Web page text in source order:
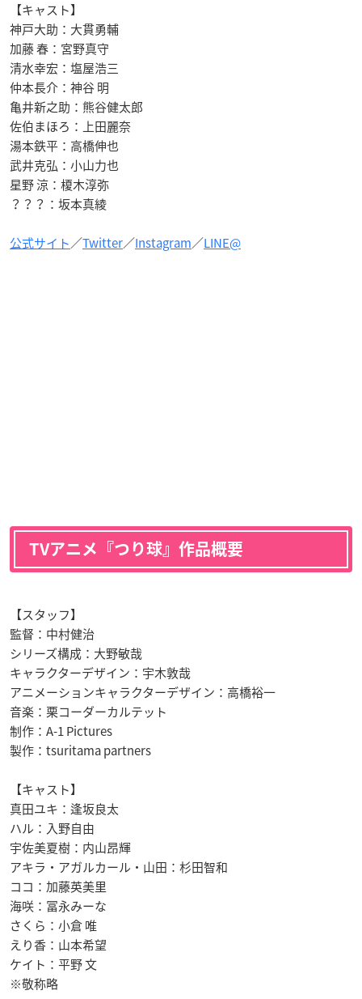
【キャスト】
神戸大助：大貫勇輔
加藤 春：宮野真守
清水幸宏：塩屋浩三
仲本長介：神谷 明
亀井新之助：熊谷健太郎
佐伯まほろ：上田麗奈
湯本鉄平：高橋伸也
武井克弘：小山力也
星野 涼：榎木淳弥
？？？：坂本真綾
公式サイト／Twitter／Instagram／LINE@
TVアニメ『つり球』作品概要
【スタッフ】
監督：中村健治
シリーズ構成：大野敏哉
キャラクターデザイン：宇木敦哉
アニメーションキャラクターデザイン：高橋裕一
音楽：栗コーダーカルテット
制作：A-1 Pictures
製作：tsuritama partners
【キャスト】
真田ユキ：逢坂良太
ハル：入野自由
宇佐美夏樹：内山昂輝
アキラ・アガルカール・山田：杉田智和
ココ：加藤英美里
海咲：冨永みーな
さくら：小倉 唯
えり香：山本希望
ケイト：平野 文
※敬称略